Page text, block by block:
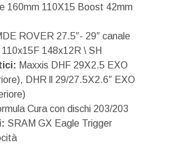
160mm 110X15 Boost 42mm
ROVER 27.5″- 29″ canale
148x12R \ SH
Maxxis DHF 29X2.5 EXO
DHR ll 29/27.5X2.6″ EXO
Cura con dischi 203/203
SRAM GX Eagle Trigger